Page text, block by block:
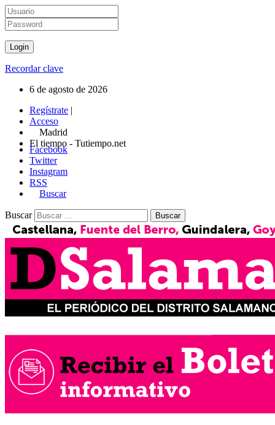
Recordar clave
6 de agosto de 2026
Regístrate |
Acceso
Madrid
El tiempo - Tutiempo.net
Facebook
Twitter
Instagram
RSS
Buscar
Buscar